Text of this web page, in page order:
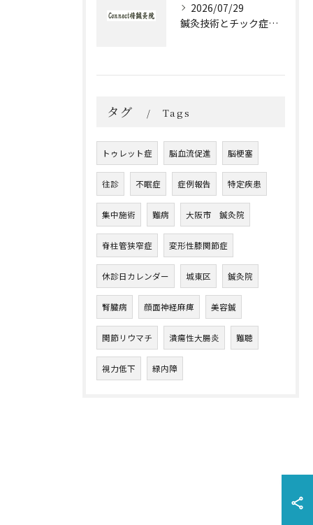
2026/07/29
鍼灸技術とチック症治療の実際と大阪府大阪市城東区森之宮で選ぶ理由
タグ Tags
トゥレット症 脳血流促進 脳梗塞
往診 不眠症 症例報告 特定疾患
集中施術 難病 大阪市 鍼灸院
脊柱管狭窄症 変形性膝関節症
休診日カレンダー 城東区 鍼灸院
腎臓病 顔面神経麻痺 美容鍼
関節リウマチ 潰瘍性大腸炎 難聴
視力低下 緑内障